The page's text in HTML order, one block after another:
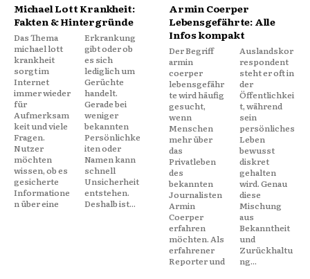
Michael Lott Krankheit:
Fakten & Hintergründe
Das Thema
michael lott
krankheit
sorgt im
Internet
immer wieder
für
Aufmerksam
keit und viele
Fragen.
Nutzer
möchten
wissen, ob es
gesicherte
Informatione
n über eine
Erkrankung
gibt oder ob
es sich
lediglich um
Gerüchte
handelt.
Gerade bei
weniger
bekannten
Persönlichke
iten oder
Namen kann
schnell
Unsicherheit
entstehen.
Deshalb ist...
Armin Coerper
Lebensgefährte: Alle
Infos kompakt
Der Begriff
armin
coerper
lebensgefähr
te wird häufig
gesucht,
wenn
Menschen
mehr über
das
Privatleben
des
bekannten
Journalisten
Armin
Coerper
erfahren
möchten. Als
erfahrener
Reporter und
Auslandskor
respondent
steht er oft in
der
Öffentlichkei
t, während
sein
persönliches
Leben
bewusst
diskret
gehalten
wird. Genau
diese
Mischung
aus
Bekanntheit
und
Zurückhaltu
ng...